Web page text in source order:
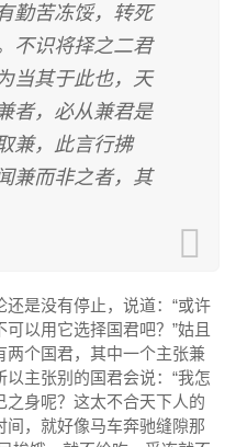
勤苦冻馁，转死
不识将择之二君
当其于此也，天
者，必从兼君是
兼，此言行拂
兼而非之者，其
是没有停止，说道：“或许
以用它选择国君吧？”姑且
两个国君，其中一个主张兼
主张别的国君会说：“我怎
之身呢？这太不合天下人的
，就好像马车奔驰缝隙那